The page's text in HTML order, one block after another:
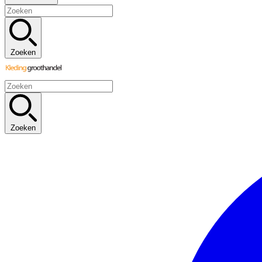
Zoeken
Zoeken